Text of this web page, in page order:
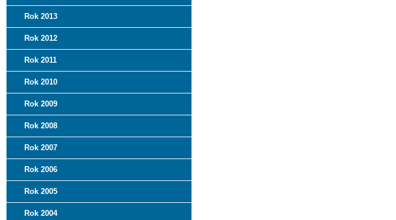
Rok 2013
Rok 2012
Rok 2011
Rok 2010
Rok 2009
Rok 2008
Rok 2007
Rok 2006
Rok 2005
Rok 2004